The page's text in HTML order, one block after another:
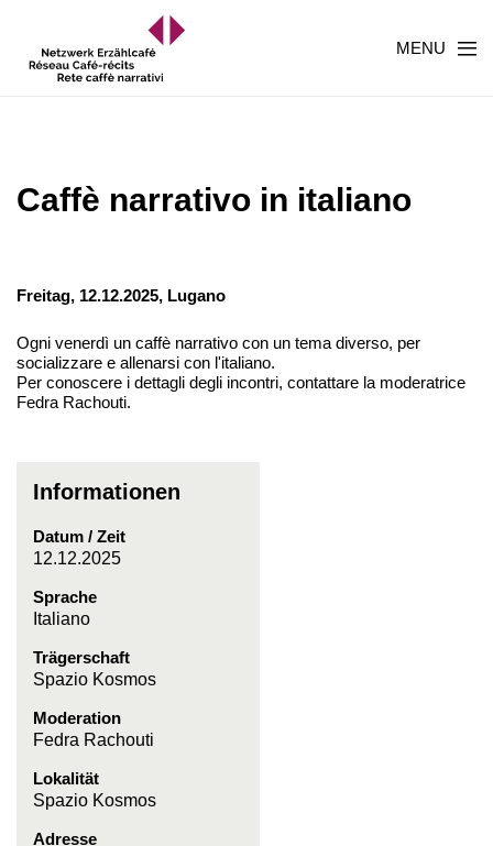
MENU
Caffè narrativo in italiano
Freitag, 12.12.2025, Lugano
Ogni venerdì un caffè narrativo con un tema diverso, per
socializzare e allenarsi con l'italiano.
Per conoscere i dettagli degli incontri, contattare la moderatrice
Fedra Rachouti.
Informationen
Datum / Zeit
12.12.2025
Sprache
Italiano
Trägerschaft
Spazio Kosmos
Moderation
Fedra Rachouti
Lokalität
Spazio Kosmos
Adresse